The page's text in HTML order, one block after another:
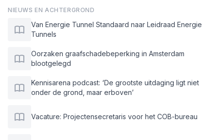
NIEUWS EN ACHTERGROND
Van Energie Tunnel Standaard naar Leidraad Energie
Tunnels
Oorzaken graafschadebeperking in Amsterdam
blootgelegd
Kennisarena podcast: ‘De grootste uitdaging ligt niet
onder de grond, maar erboven’
Vacature: Projectensecretaris voor het COB-bureau